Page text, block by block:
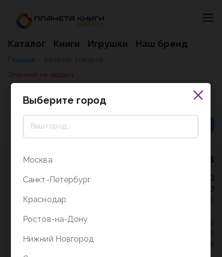
Каталог Книги Игрушки Наш бренд
Главная
Элемент не найден
8 (800) 5000-338
Режим работы - 9:30-20:00
в выходные и праздники - 10:00-19:00
без перерыва и выходных.
Политика конфиденциальности
СОГЛАСИЕ на
Соглашение об
использовании cookie-файлов
Выберите город
Москва
Санкт-Петербург
Краснодар
Ростов-на-Дону
Нижний Новгород